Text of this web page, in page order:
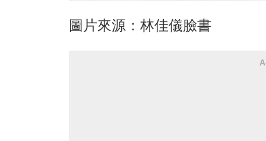
圖片來源：林佳儀臉書